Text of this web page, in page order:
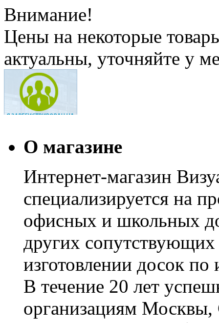
Внимание!
Цены на некоторые
актуальны, уточняйте у
О магазине
Интернет-магазин
специализируется на
офисных и школьных
других сопутствующих
изготовлении досок по
В течение 20 лет
организациям Москвы,